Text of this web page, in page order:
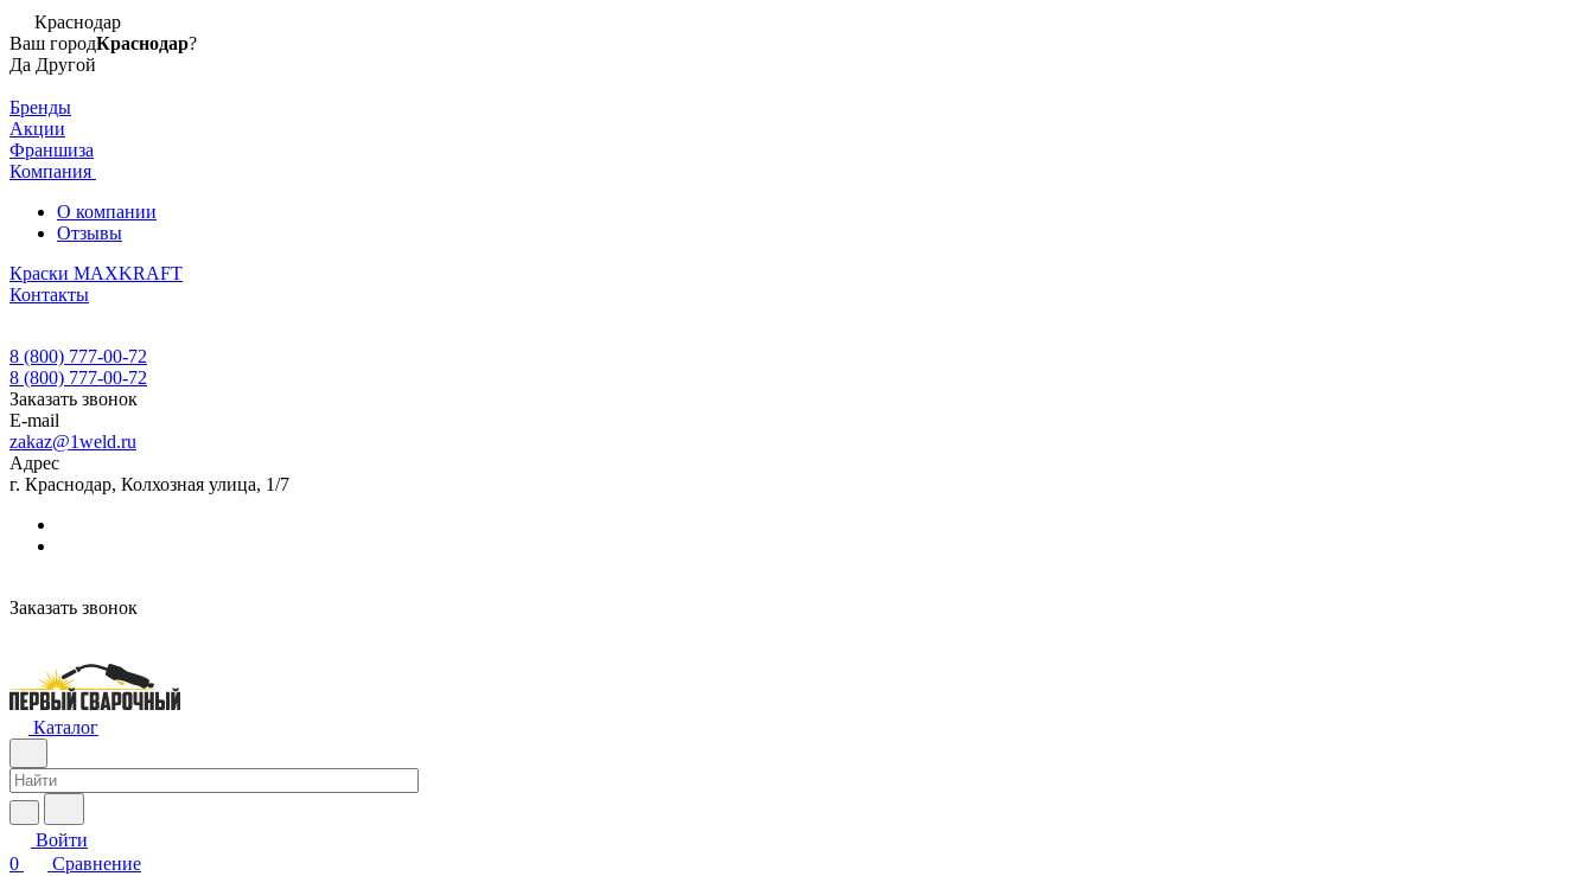
Краснодар
Ваш городКраснодар?
Да Другой
Бренды
Акции
Франшиза
Компания
О компании
Отзывы
Краски MAXKRAFT
Контакты
8 (800) 777-00-72
8 (800) 777-00-72
Заказать звонок
E-mail
zakaz@1weld.ru
Адрес
г. Краснодар, Колхозная улица, 1/7
Заказать звонок
Каталог
Войти
0
Сравнение